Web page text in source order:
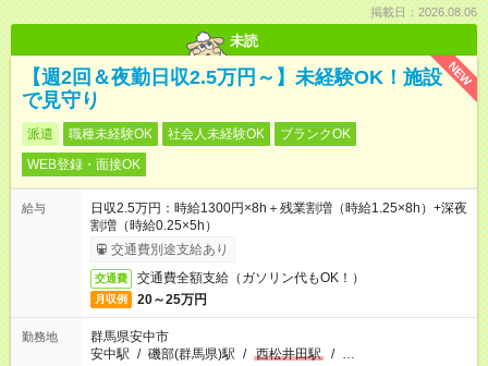
掲載日：2026.08.06
未読
NEW
【週2回＆夜勤日収2.5万円～】未経験OK！施設
で見守り
派遣 職種未経験OK 社会人未経験OK
ブランクOK
WEB登録・面接OK
給与
日収2.5万円：時給1300円×8h＋残業割増（時給1.25×8h）+深夜
割増（時給0.25×5h）
交通費別途支給あり
交通費 交通費全額支給（ガソリン代もOK！）
月収例 20～25万円
勤務地
群馬県安中市
安中駅 / 磯部(群馬県)駅 / 西松井田駅 / …